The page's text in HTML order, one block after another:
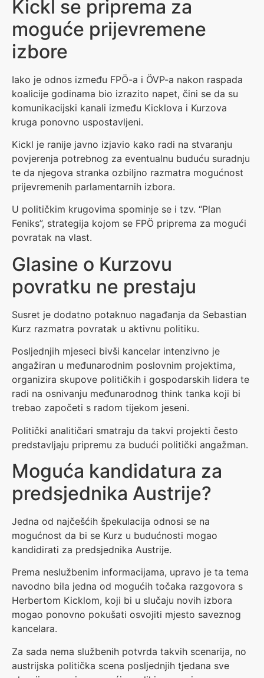
Kickl se priprema za
moguće prijevremene
izbore
Iako je odnos između FPÖ-a i ÖVP-a nakon raspada
koalicije godinama bio izrazito napet, čini se da su
komunikacijski kanali između Kicklova i Kurzova
kruga ponovno uspostavljeni.
Kickl je ranije javno izjavio kako radi na stvaranju
povjerenja potrebnog za eventualnu buduću suradnju
te da njegova stranka ozbiljno razmatra mogućnost
prijevremenih parlamentarnih izbora.
U političkim krugovima spominje se i tzv. “Plan
Feniks”, strategija kojom se FPÖ priprema za mogući
povratak na vlast.
Glasine o Kurzovu
povratku ne prestaju
Susret je dodatno potaknuo nagađanja da Sebastian
Kurz razmatra povratak u aktivnu politiku.
Posljednjih mjeseci bivši kancelar intenzivno je
angažiran u međunarodnim poslovnim projektima,
organizira skupove političkih i gospodarskih lidera te
radi na osnivanju međunarodnog think tanka koji bi
trebao započeti s radom tijekom jeseni.
Politički analitičari smatraju da takvi projekti često
predstavljaju pripremu za budući politički angažman.
Moguća kandidatura za
predsjednika Austrije?
Jedna od najčešćih špekulacija odnosi se na
mogućnost da bi se Kurz u budućnosti mogao
kandidirati za predsjednika Austrije.
Prema neslužbenim informacijama, upravo je ta tema
navodno bila jedna od mogućih točaka razgovora s
Herbertom Kicklom, koji bi u slučaju novih izbora
mogao ponovno pokušati osvojiti mjesto saveznog
kancelara.
Za sada nema službenih potvrda takvih scenarija, no
austrijska politička scena posljednjih tjedana sve